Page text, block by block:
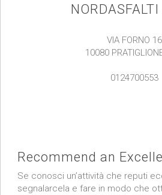
NORDASFALTI
VIA FORNO 16
10080
0124700553
Recommend an
Se conosci un’attività che reputi
segnalarcela e fare in modo che